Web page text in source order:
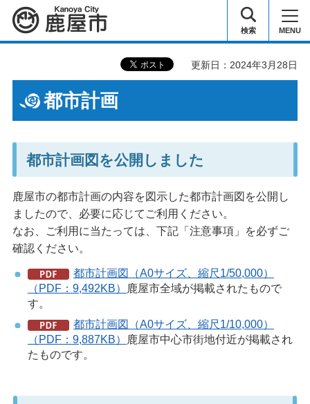
鹿屋市 検索 MENU
更新日：2024年3月28日
都市計画
都市計画図を公開しました
鹿屋市の都市計画の内容を図示した都市計画図を公開し
ましたので、必要に応じてご利用ください。
なお、ご利用に当たっては、下記「注意事項」を必ずご
確認ください。
都市計画図（A0サイズ、縮尺1/50,000）
（PDF：9,492KB）
鹿屋市全域が掲載されたもので
す。
都市計画図（A0サイズ、縮尺1/10,000）
（PDF：9,887KB）
鹿屋市中心市街地付近が掲載され
たものです。